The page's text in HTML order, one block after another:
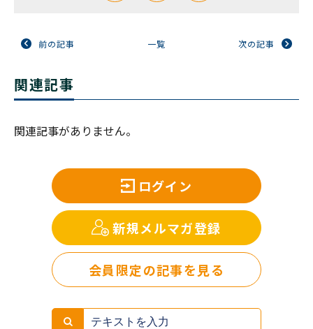
前の記事 一覧 次の記事
関連記事
関連記事がありません。
ログイン
新規メルマガ登録
会員限定の記事を見る